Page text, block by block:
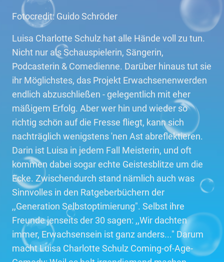
Fotocredit: Guido Schröder
Luisa Charlotte Schulz hat alle Hände voll zu tun.
Nicht nur als Schauspielerin, Sängerin,
Podcasterin & Comedienne. Darüber hinaus tut sie
ihr Möglichstes, das Projekt Erwachsenenwerden
endlich abzuschließen - gelegentlich mit eher
mäßigem Erfolg. Aber wer hin und wieder so
richtig schön auf die Fresse fliegt, kann sich
nachträglich wenigstens 'nen Ast abreflektieren.
Darin ist Luisa in jedem Fall Meisterin, und oft
kommen dabei sogar echte Geistesblitze um die
Ecke. Zwischendurch stand nämlich auch was
Sinnvolles in den Ratgeberbüchern der
,,Generation Selbstoptimierung". Selbst ihre
Freunde jenseits der 30 sagen: ,,Wir dachten
immer, Erwachsensein ist ganz anders..." Darum
macht Luisa Charlotte Schulz Coming-of-Age-